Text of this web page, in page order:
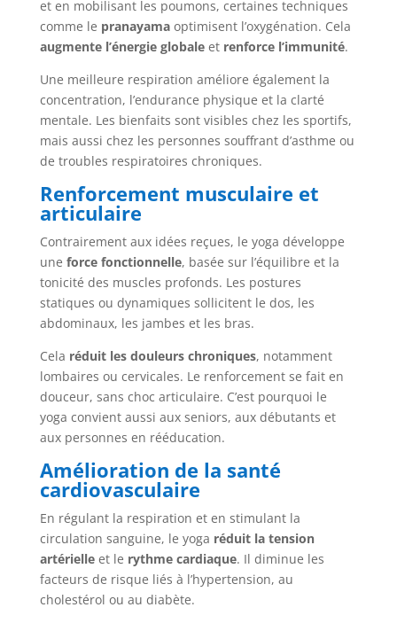
et en mobilisant les poumons, certaines techniques
comme le pranayamaoptimisent l’oxygénation. Cela
augmente l’énergie globaleet renforce l’immunité.
Une meilleure respiration améliore également la
concentration, l’endurance physique et la clarté
mentale. Les bienfaits sont visibles chez les sportifs,
mais aussi chez les personnes souffrant d’asthme ou
de troubles respiratoires chroniques.
Renforcement musculaire et
articulaire
Contrairement aux idées reçues, le yoga développe
une force fonctionnelle, basée sur l’équilibre et la
tonicité des muscles profonds. Les postures
statiques ou dynamiques sollicitent le dos, les
abdominaux, les jambes et les bras.
Cela réduit les douleurs chroniques, notamment
lombaires ou cervicales. Le renforcement se fait en
douceur, sans choc articulaire. C’est pourquoi le
yoga convient aussi aux seniors, aux débutants et
aux personnes en rééducation.
Amélioration de la santé
cardiovasculaire
En régulant la respiration et en stimulant la
circulation sanguine, le yoga réduit la tension
artérielleet le rythme cardiaque. Il diminue les
facteurs de risque liés à l’hypertension, au
cholestérol ou au diabète.